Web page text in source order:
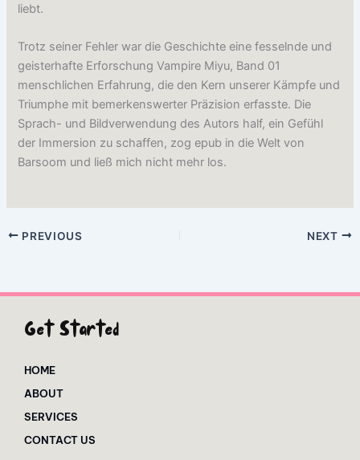
liebt.
Trotz seiner Fehler war die Geschichte eine fesselnde und
geisterhafte Erforschung Vampire Miyu, Band 01
menschlichen Erfahrung, die den Kern unserer Kämpfe und
Triumphe mit bemerkenswerter Präzision erfasste. Die
Sprach- und Bildverwendung des Autors half, ein Gefühl
der Immersion zu schaffen, zog epub in die Welt von
Barsoom und ließ mich nicht mehr los.
PREVIOUS NEXT
Get Started
HOME
ABOUT
SERVICES
CONTACT US